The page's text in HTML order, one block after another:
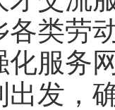
各类劳
化服务
出发，